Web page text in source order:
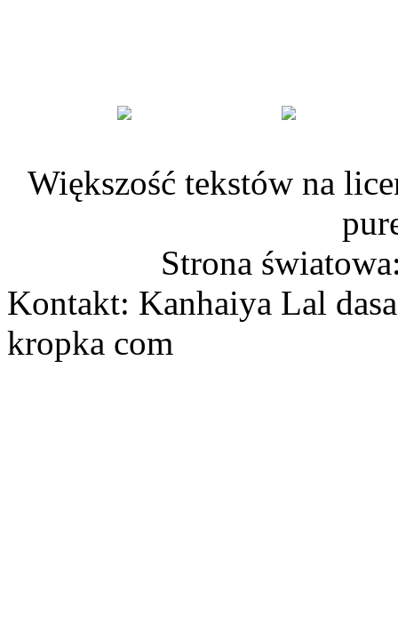
Większość tekstów na
Strona
Kontakt: Kanhaiya Lal
kropka com